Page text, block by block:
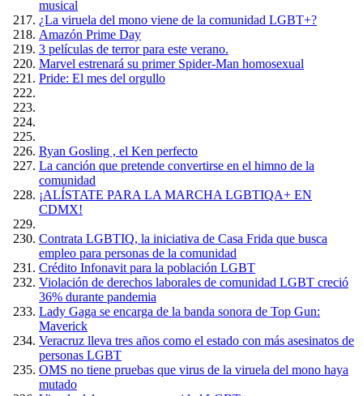
musical
¿La viruela del mono viene de la comunidad LGBT+?
Amazón Prime Day
3 películas de terror para este verano.
Marvel estrenará su primer Spider-Man homosexual
Pride: El mes del orgullo
Ryan Gosling , el Ken perfecto
La canción que pretende convertirse en el himno de la
comunidad
¡ALÍSTATE PARA LA MARCHA LGBTIQA+ EN
CDMX!
Contrata LGBTIQ, la iniciativa de Casa Frida que busca
empleo para personas de la comunidad
Crédito Infonavit para la población LGBT
Violación de derechos laborales de comunidad LGBT creció
36% durante pandemia
Lady Gaga se encarga de la banda sonora de Top Gun:
Maverick
Veracruz lleva tres años como el estado con más asesinatos de
personas LGBT
OMS no tiene pruebas que virus de la viruela del mono haya
mutado